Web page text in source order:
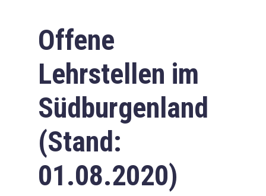
Offene
Lehrstellen im
Südburgenland
(Stand:
01.08.2020)